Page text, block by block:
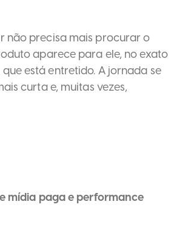
não precisa mais procurar o
aparece para ele, no exato
está entretido. A jornada se
curta e, muitas vezes,
mídia paga e performance